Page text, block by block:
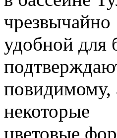
чрезвычайно
удобной для
повидимому,
некоторые
цветовые